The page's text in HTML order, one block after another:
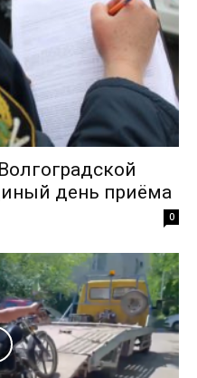
день приёма
0